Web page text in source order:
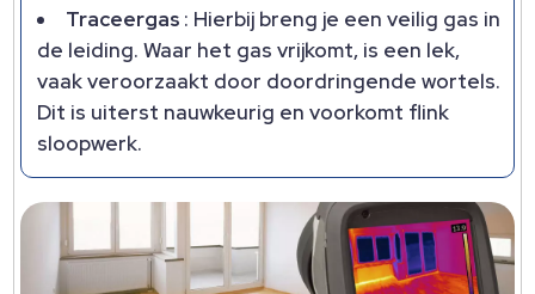
Traceergas : Hierbij breng je een veilig gas in
de leiding. Waar het gas vrijkomt, is een lek,
vaak veroorzaakt door doordringende wortels.
Dit is uiterst nauwkeurig en voorkomt flink
sloopwerk.